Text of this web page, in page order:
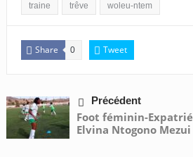
traine trêve woleu-ntem
Share 0 Tweet
Précédent
Foot féminin-
Elvina Ntogono Mezui